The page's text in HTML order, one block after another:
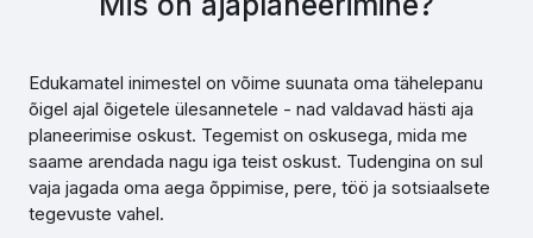
Edukamatel inimestel on võime suunata oma tähelepanu
õigel ajal õigetele ülesannetele - nad valdavad hästi aja
planeerimise oskust. Tegemist on oskusega, mida me
saame arendada nagu iga teist oskust. Tudengina on sul
vaja jagada oma aega õppimise, pere, töö ja sotsiaalsete
tegevuste vahel.